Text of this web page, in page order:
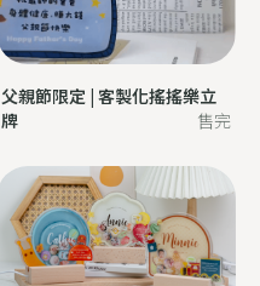
父親節限定 | 客製化搖搖樂立
牌
售完